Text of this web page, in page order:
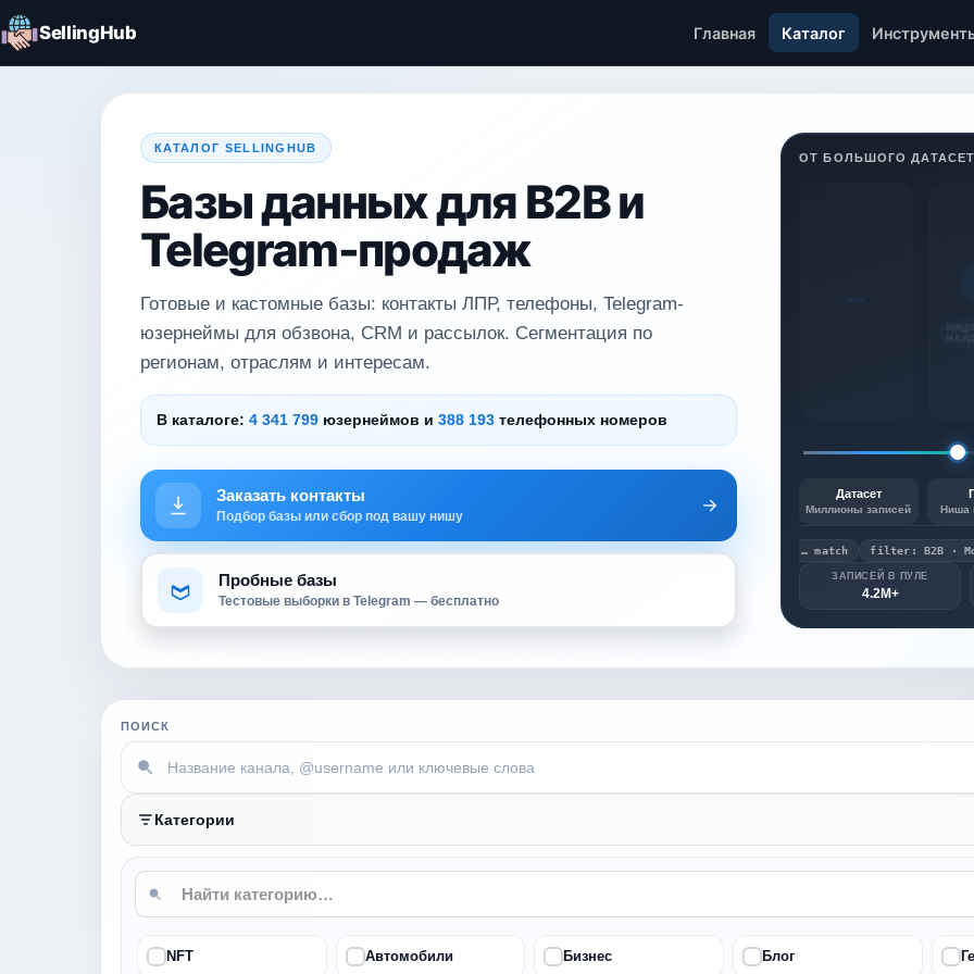
SellingHub Главная Каталог
КАТАЛОГ SELLINGHUB
Базы данных для B2B и
Telegram-продаж
Готовые и кастомные базы: контакты ЛПР, телефоны, Telegram-
юзернеймы для обзвона, CRM и рассылок. Сегментация по
регионам, отраслям и интересам.
В каталоге: 4 341 799 юзернеймов и 388 193 телефонных номеров
Заказать контакты
Подбор базы или сбор под вашу нишу
Пробные базы
Тестовые выборки в Telegram — бесплатно
ОТ БОЛЬШОГО
Датасет
Миллионы записей Ниша
scan @channel … match filter: B2B · Москва
ЗАПИСЕЙ В ПУЛЕ
4.2M+
ПОИСК
Категории
NFT Автомобили Бизнес Блог